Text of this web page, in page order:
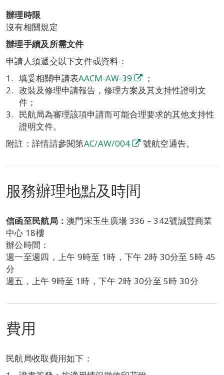
辦理時限
沒有相關規定
辦理手續及所需文件
申請人須遞交以下文件或資料：
填妥相關申請表AACM-AW-39
；
改裝及修理申請報告，修理方案及其支持性證明文
件；
民航局為審理該項申請而可能合理要求的其他支持性
證明文件。
附註：詳情請參閱第AC/AW/004 號航空通告。
服務辦理地點及時間
信函至民航局：澳門宋玉生廣場 336 – 342號誠豐商業
中心 18樓
辦公時間：
週一至週四，上午 9時至 1時，下午 2時 30分至 5時 45
分
週五，上午 9時至 1時，下午 2時 30分至 5時 30分
費用
民航局收取費用如下：